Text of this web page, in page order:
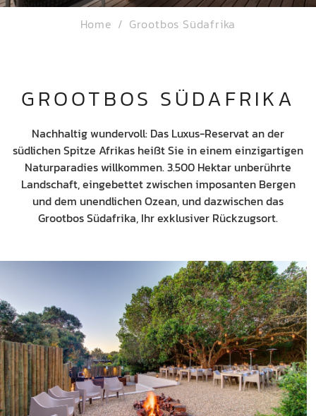
Home Grootbos Südafrika
GROOTBOS SÜDAFRIKA
Nachhaltig wundervoll: Das Luxus-Reservat an der
südlichen Spitze Afrikas heißt Sie in einem einzigartigen
Naturparadies willkommen. 3.500 Hektar unberührte
Landschaft, eingebettet zwischen imposanten Bergen
und dem unendlichen Ozean, und dazwischen das
Grootbos Südafrika, Ihr exklusiver Rückzugsort.